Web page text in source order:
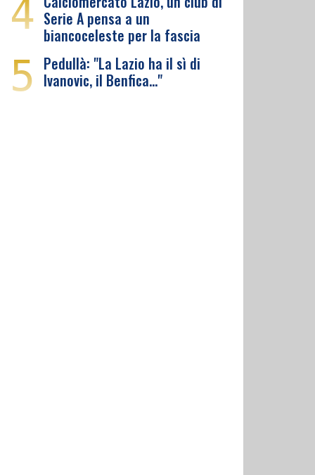
4 Serie A pensa a un
biancoceleste per la fascia
5 Pedullà: "La Lazio ha il sì di
Ivanovic, il Benfica…"